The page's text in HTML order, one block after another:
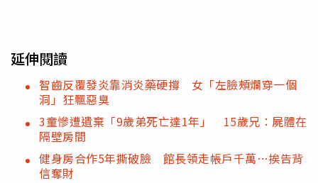
延伸閱讀
智齒反覆發炎靠消炎藥硬撐 女「左臉頰爛穿一個
洞」狂飄惡臭
3童慘遭遺棄「9歲弟死亡達1年」 15歲兄：屍體在
隔壁房間
健身房合作5年撕破臉 館長領走帳戶千萬…挨告背
信奪財